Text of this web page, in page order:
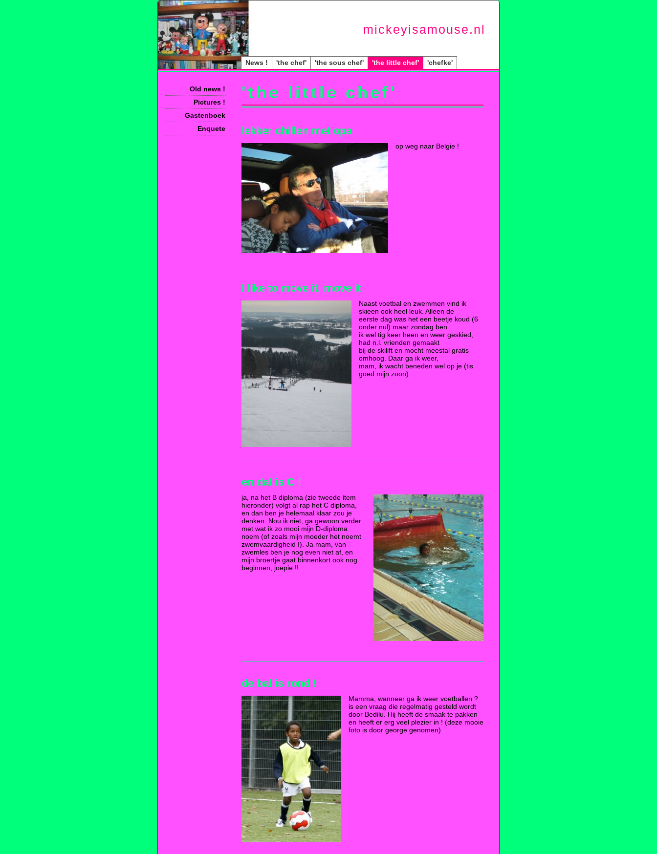
mickeyisamouse.nl
News ! 'the chef' 'the sous chef' 'the little chef' 'chefke'
Old news !
Pictures !
Gastenboek
Enquete
'the little chef'
lekker chillen met opa
op weg naar Belgie !
I like to move it, move it
Naast voetbal en zwemmen vind ik
skieen ook heel leuk. Alleen de
eerste dag was het een beetje koud (6
onder nul) maar zondag ben
ik wel tig keer heen en weer geskied,
had n.l. vrienden gemaakt
bij de skilift en mocht meestal gratis
omhoog. Daar ga ik weer,
mam, ik wacht beneden wel op je (tis
goed mijn zoon)
en dat is C !
ja, na het B diploma (zie tweede item
hieronder) volgt al rap het C diploma,
en dan ben je helemaal klaar zou je
denken. Nou ik niet, ga gewoon verder
met wat ik zo mooi mijn D-diploma
noem (of zoals mijn moeder het noemt
zwemvaardigheid I). Ja mam, van
zwemles ben je nog even niet af, en
mijn broertje gaat binnenkort ook nog
beginnen, joepie !!
de bal is rond !
Mamma, wanneer ga ik weer voetballen ?
is een vraag die regelmatig gesteld wordt
door Bedilu. Hij heeft de smaak te pakken
en heeft er erg veel plezier in ! (deze mooie
foto is door george genomen)